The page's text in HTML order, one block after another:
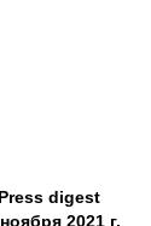
Press digest
2021 г.